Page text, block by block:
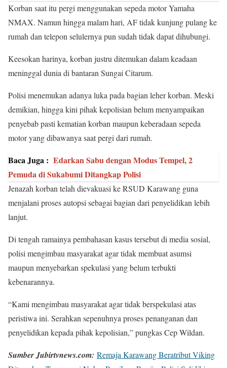
Korban saat itu pergi menggunakan sepeda motor Yamaha
NMAX. Namun hingga malam hari, AF tidak kunjung pulang ke
rumah dan telepon selulernya pun sudah tidak dapat dihubungi.
Keesokan harinya, korban justru ditemukan dalam keadaan
meninggal dunia di bantaran Sungai Citarum.
Polisi menemukan adanya luka pada bagian leher korban. Meski
demikian, hingga kini pihak kepolisian belum menyampaikan
penyebab pasti kematian korban maupun keberadaan sepeda
motor yang dibawanya saat pergi dari rumah.
Baca Juga : Edarkan Sabu dengan Modus Tempel, 2
Pemuda di Sukabumi Ditangkap Polisi
Jenazah korban telah dievakuasi ke RSUD Karawang guna
menjalani proses autopsi sebagai bagian dari penyelidikan lebih
lanjut.
Di tengah ramainya pembahasan kasus tersebut di media sosial,
polisi mengimbau masyarakat agar tidak membuat asumsi
maupun menyebarkan spekulasi yang belum terbukti
kebenarannya.
“Kami mengimbau masyarakat agar tidak berspekulasi atas
peristiwa ini. Serahkan sepenuhnya proses penanganan dan
penyelidikan kepada pihak kepolisian,” pungkas Cep Wildan.
Sumber Jubirtvnews.com: Remaja Karawang Beratribut Viking